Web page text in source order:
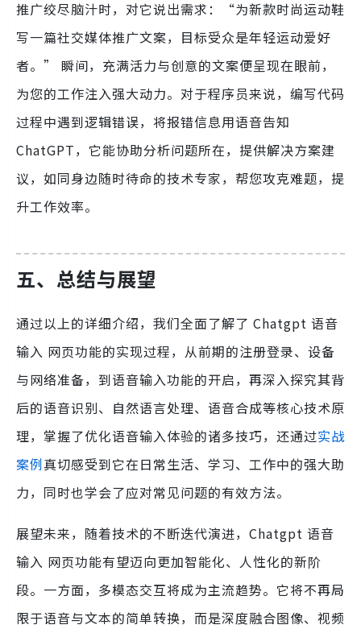
推广绞尽脑汁时，对它说出需求：“为新款时尚运动鞋
写一篇社交媒体推广文案，目标受众是年轻运动爱好
者。” 瞬间，充满活力与创意的文案便呈现在眼前，
为您的工作注入强大动力。对于程序员来说，编写代码
过程中遇到逻辑错误，将报错信息用语音告知
ChatGPT，它能协助分析问题所在，提供解决方案建
议，如同身边随时待命的技术专家，帮您攻克难题，提
升工作效率。
五、总结与展望
通过以上的详细介绍，我们全面了解了 Chatgpt 语音
输入 网页功能的实现过程，从前期的注册登录、设备
与网络准备，到语音输入功能的开启，再深入探究其背
后的语音识别、自然语言处理、语音合成等核心技术原
理，掌握了优化语音输入体验的诸多技巧，还通过实战
案例真切感受到它在日常生活、学习、工作中的强大助
力，同时也学会了应对常见问题的有效方法。
展望未来，随着技术的不断迭代演进，Chatgpt 语音
输入 网页功能有望迈向更加智能化、人性化的新阶
段。一方面，多模态交互将成为主流趋势。它将不再局
限于语音与文本的简单转换，而是深度融合图像、视频